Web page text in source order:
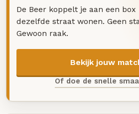
De Beer koppelt je aan een
dezelfde straat wonen. Geen
Gewoon raak.
Bekijk jouw
Of doe de snelle